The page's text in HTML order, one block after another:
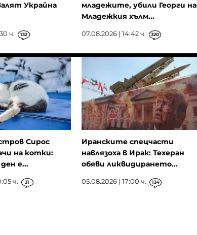
Украйна
ч. 132
младежите, убили Георги на
Младежкия хълм...
07.08.2026 | 14:42 ч. 320
Сирос
на котки:
е...
ч. 31
Иранските спецчасти
навлязоха в Ирак: Техеран
обяви ликвидирането...
05.08.2026 | 17:00 ч. 134